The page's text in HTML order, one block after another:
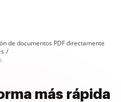
de documentos PDF directamente
más rápida